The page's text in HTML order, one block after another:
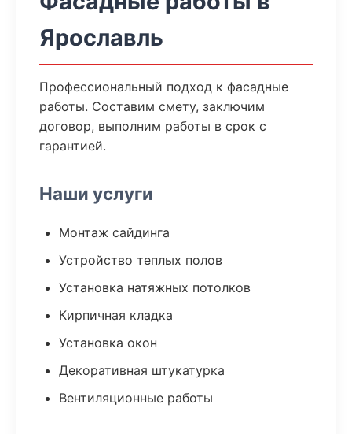
Ярославль
Профессиональный подход к фасадные
работы. Составим смету, заключим
договор, выполним работы в срок с
гарантией.
Наши услуги
Монтаж сайдинга
Устройство теплых полов
Установка натяжных потолков
Кирпичная кладка
Установка окон
Декоративная штукатурка
Вентиляционные работы